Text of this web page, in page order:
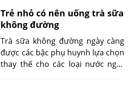
hưởng tiêu hóa, khẩu vị và khả
năng hấp thụ dưỡng chất. Bài viết
dưới đây sẽ chỉ ra những hiểu lầm
thường gặp và phân tích khoa
học về việc trà sữa có thực sự
Trẻ nhỏ có nên uống trà sữa
không đường
Trà sữa không đường ngày càng
được các bậc phụ huynh lựa chọn
thay thế cho các loại nước ngọt